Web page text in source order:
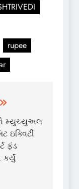
rupee
મ્યુચ્યુઅલ
ઇક્વિટી
ફંડ